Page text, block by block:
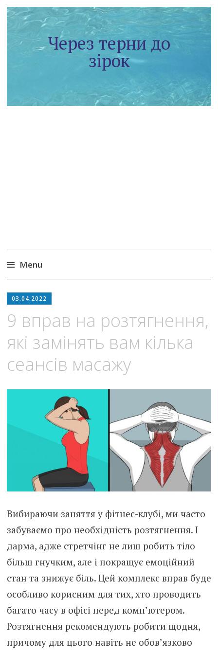
Через терни до
зірок
Menu
to
03.04.2022
9 вправ на розтягнення,
які замінять вам кілька
сеансів масажу
Вибираючи заняття у фітнес-клубі, ми часто
забуваємо про необхідність розтягнення. І
дарма, адже стретчінг не лиш робить тіло
більш гнучким, але і покращує емоційний
стан та знижує біль. Цей комплекс вправ буде
особливо корисним для тих, хто проводить
багато часу в офісі перед комп’ютером.
Розтягнення рекомендують робити щодня,
причому для цього навіть не обов’язково